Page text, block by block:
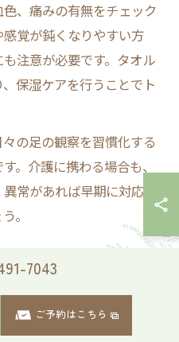
、痛みの有無をチェック
覚が鈍くなりやすい方
注意が必要です。タオル
保湿ケアを行うことでト
の足の観察を習慣化する
。介護に携わる場合も、
常があれば早期に対応で
。
判断基準
身の健康状態に応じた判
重度のむくみ、動脈硬化
7043
ご予約はこちら